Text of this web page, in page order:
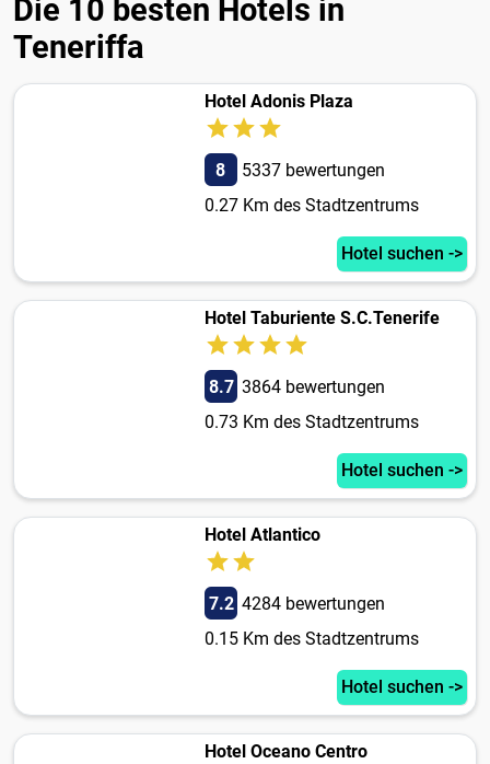
Die 10 besten Hotels in
Teneriffa
Hotel Adonis Plaza
8
5337 bewertungen
0.27 Km des Stadtzentrums
Hotel suchen ->
Hotel Taburiente S.C.Tenerife
8.7 3864 bewertungen
0.73 Km des Stadtzentrums
Hotel suchen ->
Hotel Atlantico
7.2 4284 bewertungen
0.15 Km des Stadtzentrums
Hotel suchen ->
Hotel Oceano Centro